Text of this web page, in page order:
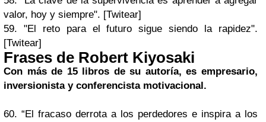
valor, hoy y siempre". [Twitear]
59. "El reto para el futuro sigue siendo la rapidez".
[Twitear]
Frases de Robert Kiyosaki
Con más de 15 libros de su autoría, es empresario,
inversionista y conferencista motivacional.
60. “El fracaso derrota a los perdedores e inspira a los